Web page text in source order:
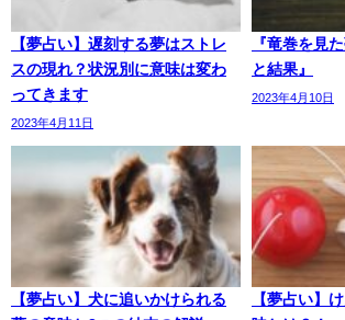
【夢占い】遅刻する夢はストレ
スの現れ？状況別に意味は変わ
ってきます
2023年4月11日
『竜巻を見
と結果』
2023年4月10日
【夢占い】犬に追いかけられる
【夢占い】